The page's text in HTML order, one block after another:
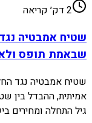
2 דק׳ קריאה
שטיח אמבטיה
שבאמת תופס ולא
שטיח אמבטיה נגד
אמיתית, ההבדל בין
גיל התחלה ומחירים